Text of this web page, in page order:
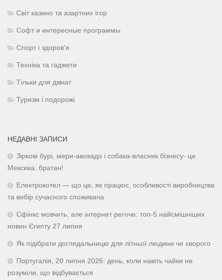
Світ казино та азартних ігор
Софт и интересные программы
Спорт і здоров'я
Техніка та гаджети
Тільки для дівчат
Туризм і подорожі
НЕДАВНІ ЗАПИСИ
Зіркові бурі, мери-авокадо і собака-власник бізнесу- це
Мексика, братан!
Електрокотел — що це, як працює, особливості виробництва
та вибір сучасного споживача
Сфінкс мовчить, але інтернет регоче: топ-5 найсмішніших
новин Єгипту 27 липня
Як підібрати доглядальницю для літньої людини чи хворого
Португалія, 20 липня 2026: день, коли навіть чайки не
розуміли, що відбувається